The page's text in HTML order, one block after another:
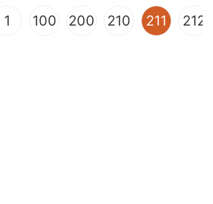
1 100 200 210 211 212